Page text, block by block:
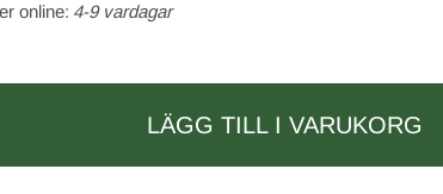
4-9 vardagar
LÄGG TILL I VARUKORG